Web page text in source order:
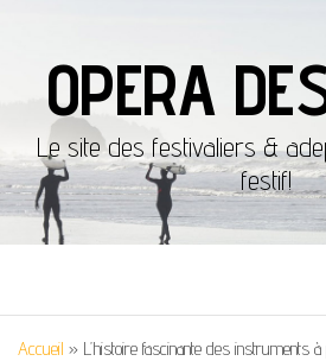
OPERA
Le site des festivaliers &
festif!
Accueil » L’histoire fascinante des instruments